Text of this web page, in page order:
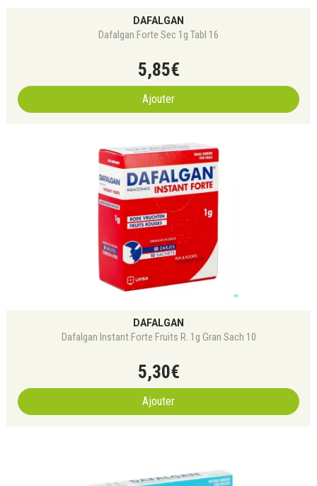
DAFALGAN
Dafalgan Forte Sec 1g Tabl 16
5,85€
Ajouter
DAFALGAN
Dafalgan Instant Forte Fruits R. 1g Gran Sach 10
5,30€
Ajouter